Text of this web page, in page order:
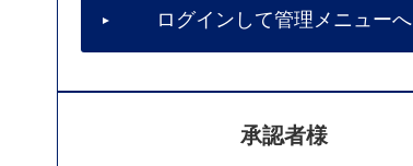
ログインして管理メニューへ
承認者様